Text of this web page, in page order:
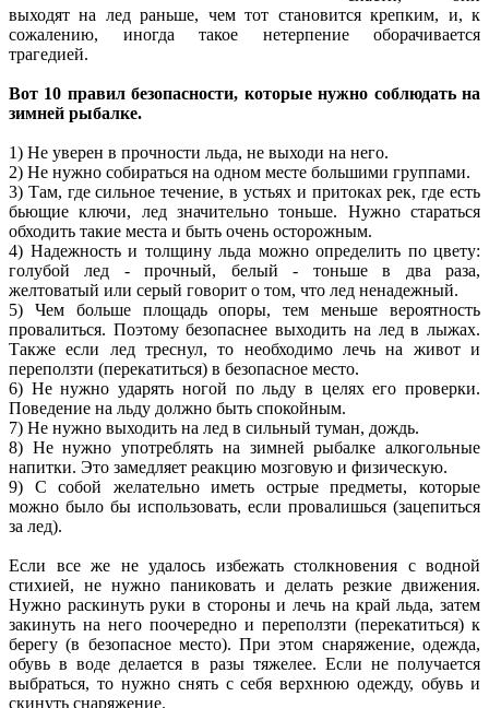
выходят на лед раньше, чем тот становится крепким, и, к
сожалению, иногда такое нетерпение оборачивается
трагедией.
Вот 10 правил безопасности, которые нужно соблюдать на
зимней рыбалке.
1) Не уверен в прочности льда, не выходи на него.
2) Не нужно собираться на одном месте большими группами.
3) Там, где сильное течение, в устьях и притоках рек, где есть
бьющие ключи, лед значительно тоньше. Нужно стараться
обходить такие места и быть очень осторожным.
4) Надежность и толщину льда можно определить по цвету:
голубой лед - прочный, белый - тоньше в два раза,
желтоватый или серый говорит о том, что лед ненадежный.
5) Чем больше площадь опоры, тем меньше вероятность
провалиться. Поэтому безопаснее выходить на лед в лыжах.
Также если лед треснул, то необходимо лечь на живот и
переползти (перекатиться) в безопасное место.
6) Не нужно ударять ногой по льду в целях его проверки.
Поведение на льду должно быть спокойным.
7) Не нужно выходить на лед в сильный туман, дождь.
8) Не нужно употреблять на зимней рыбалке алкогольные
напитки. Это замедляет реакцию мозговую и физическую.
9) С собой желательно иметь острые предметы, которые
можно было бы использовать, если провалишься (зацепиться
за лед).
Если все же не удалось избежать столкновения с водной
стихией, не нужно паниковать и делать резкие движения.
Нужно раскинуть руки в стороны и лечь на край льда, затем
закинуть на него поочередно и переползти (перекатиться) к
берегу (в безопасное место). При этом снаряжение, одежда,
обувь в воде делается в разы тяжелее. Если не получается
выбраться, то нужно снять с себя верхнюю одежду, обувь и
скинуть снаряжение.